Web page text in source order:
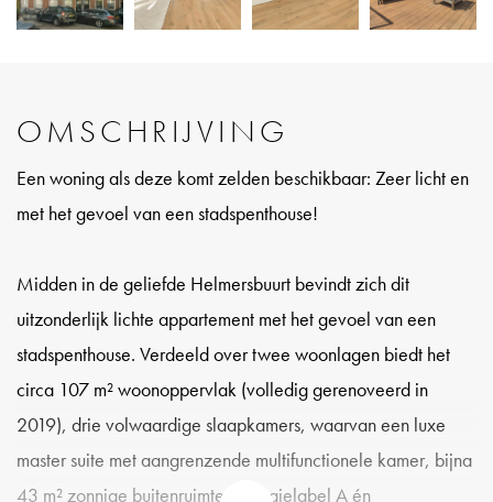
OMSCHRIJVING
Een woning als deze komt zelden beschikbaar: Zeer licht en
met het gevoel van een stadspenthouse!
Midden in de geliefde Helmersbuurt bevindt zich dit
uitzonderlijk lichte appartement met het gevoel van een
stadspenthouse. Verdeeld over twee woonlagen biedt het
circa 107 m² woonoppervlak (volledig gerenoveerd in
2019), drie volwaardige slaapkamers, waarvan een luxe
master suite met aangrenzende multifunctionele kamer, bijna
43 m² zonnige buitenruimte, energielabel A én